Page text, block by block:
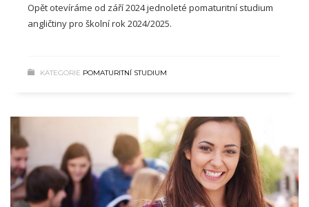
Opět otevíráme od září 2024 jednoleté pomaturitní studium
angličtiny pro školní rok 2024/2025.
KATEGORIE POMATURITNÍ STUDIUM